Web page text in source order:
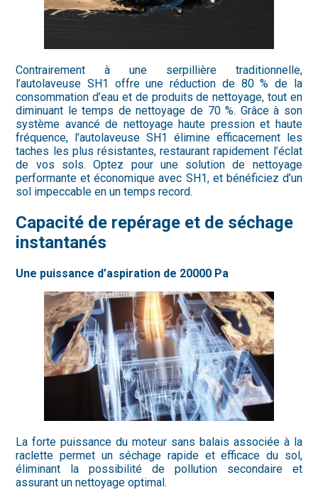
Contrairement à une serpillière traditionnelle,
l’autolaveuse SH1 offre une réduction de 80 % de la
consommation d’eau et de produits de nettoyage, tout en
diminuant le temps de nettoyage de 70 %. Grâce à son
système avancé de nettoyage haute pression et haute
fréquence, l’autolaveuse SH1 élimine efficacement les
taches les plus résistantes, restaurant rapidement l’éclat
de vos sols. Optez pour une solution de nettoyage
performante et économique avec SH1, et bénéficiez d’un
sol impeccable en un temps record.
Capacité de repérage et de séchage
instantanés
Une puissance d’aspiration de 20000 Pa
La forte puissance du moteur sans balais associée à la
raclette permet un séchage rapide et efficace du sol,
éliminant la possibilité de pollution secondaire et
assurant un nettoyage optimal.